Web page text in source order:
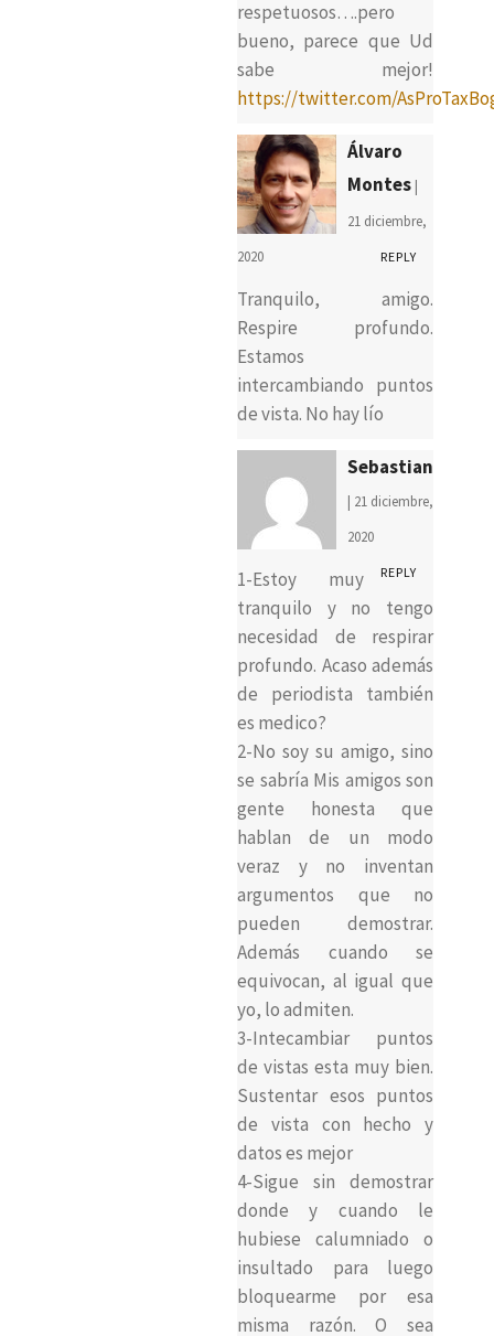
respetuosos….pero
bueno, parece que Ud
sabe mejor!
https://twitter.com/
Álvaro
Montes |
21 diciembre,
2020
REPLY
Tranquilo, amigo.
Respire profundo.
Estamos
intercambiando puntos
de vista. No hay lío
Sebastian
| 21 diciembre,
2020
REPLY
1-Estoy muy
tranquilo y no tengo
necesidad de respirar
profundo. Acaso además
de periodista también
es medico?
2-No soy su amigo, sino
se sabría Mis amigos son
gente honesta que
hablan de un modo
veraz y no inventan
argumentos que no
pueden demostrar.
Además cuando se
equivocan, al igual que
yo, lo admiten.
3-Intecambiar puntos
de vistas esta muy bien.
Sustentar esos puntos
de vista con hecho y
datos es mejor
4-Sigue sin demostrar
donde y cuando le
hubiese calumniado o
insultado para luego
bloquearme por esa
misma razón. O sea